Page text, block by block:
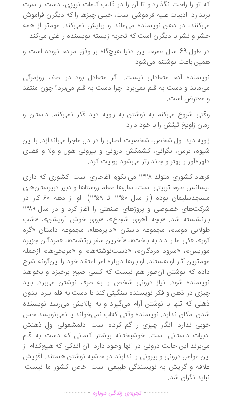
تو را راحت نگذارد و تا آن را در قالب کلمات نریزی، دست از سرت
ادبیات علیه فراموشی است، خیلی چیزها را که دیگران فراموش
در ذهن نویسنده می‌ماند و ربایش نمی‌کند. مهم‌تر از همه
و نشر با دیگران است که تجربه زیسته نویسنده را غنی‌ می‌کند.
در طول 69 سال عمرم، این دنیا هیچ‌گاه بر وفق مرادم نبوده است و
باعث نوشتنم می‌شود.
آدم متعادلی نیست. اگر متعادل بود در صف روزمرگی
و دست به قلم نمی‌برد. چرا دست به قلم می‌برد؟ چون منتقد
است.
شروع می‌کنم به نوشتن به زاویه دید فکر نمی‌کنم. داستان و
زاویخ ئیئش را با خود دارد.
دید اول شخص، شخصیت اصلی را در دل ماجرا می‌اندازد. با این
ترس، نگرانی، کشمکش درونی و بیرونی‌ هول و ولا و فضای
را بهتر و جاندارتر می‌شود روایت کرد.
فرهاد کشوری متولد ۱۳۲۸ می‌انکوهِ آغاجاری است. کشوری که دارای
علوم تربیتی است، سال‌ها معلم روستا‌ها و دبیر دبیرستان‌های
مسجدسلیمان بوده (از سال ۱۳۵۰ تا ۱۳۵۹). او از دهه ۶۰ کار در
شرکت‌های خصوصی و پروژهای صنعتی را آغاز کرد و در سال ۱۳۸۹
شد. «بچه آهوی شجاع»، «بوی خوش آویشن»، «شب
موسا»، مجموعه داستان «دایره‌ها»، مجموعه داستان «گره
«کی ما را داد به باخت»، «آخرین سفر زرتشت»، «مردگان جزیره
«سرود مردگان»، «دست‌نوشته‌ها» و «مریخی‌ها» ازجمله
آثار او هستند. او بارها درباره امر اعتقاد خود را این‌گونه شرح
که نوشتن آن‌طور هم نیست که کسی صبح برخیزد و بخواهد
شود. نیاز درونی شخص را به طرف نوشتن می‌برد. باید
در ذهن و فکر نویسنده سنگینی کند تا دست به قلم ببرد. بدون
که تنها با نوشتن آرام می‌گیرد و به پالایش می‌رسد نویسنده
امکان ندارد. نویسنده وقتی کتاب نمی‌خواند یا نمی‌نویسد حس
ندارد. انگار چیزی را گم کرده است. دلمشغولی اولِ ذهنش
داستانی است. خوشبختانه بیشتر کسانی که دست به قلم
این حالت درونی در آنها وجود دارد. آن اندکی که هیچ‌کدام از
عوامل درونی و بیرونی را ندارند در حاشیه نوشتن هستند. افزایش
و گرایش به نویسندگی طبیعی است. خاص کشور ما نیست.
نگران شد.
............... .تجربه‌ی زندگی دوباره ...............